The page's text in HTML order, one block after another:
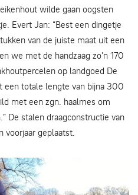
wilde gaan oogsten
Evert Jan: “Best een dingetje
van de juiste maat uit een
we met de handzaag zo’n 170
op landgoed De
een totale lengte van bijna 300
met een zgn. haalmes om
De stalen draagconstructie van
voorjaar geplaatst.